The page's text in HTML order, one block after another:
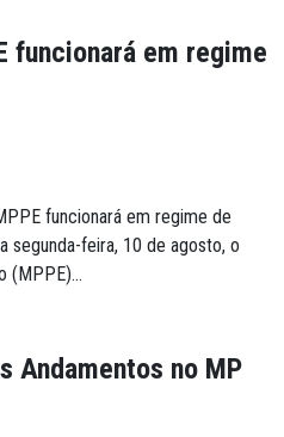
funcionará em regime
funcionará em regime de
feira, 10 de agosto, o
(MPPE)...
Andamentos no MP